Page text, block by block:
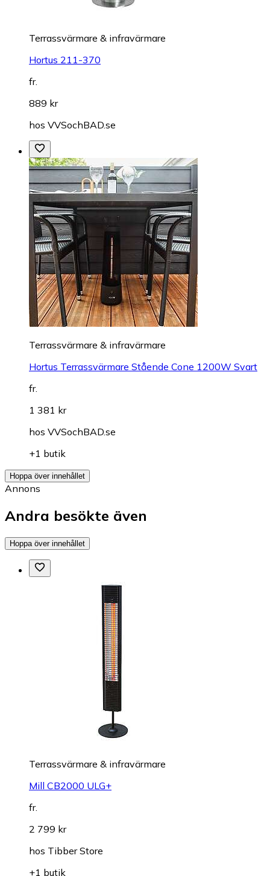
Terrassvärmare & infravärmare
Hortus 211-370
fr.
889 kr
hos VVSochBAD.se
Terrassvärmare & infravärmare
Hortus Terrassvärmare Stående Cone 1200W Svart
fr.
1 381 kr
hos VVSochBAD.se
+1 butik
Hoppa över innehållet
Annons
Andra besökte även
Hoppa över innehållet
Terrassvärmare & infravärmare
Mill CB2000 ULG+
fr.
2 799 kr
hos Tibber Store
+1 butik